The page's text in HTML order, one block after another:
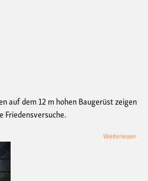
auf dem 12 m hohen Baugerüst zeigen
Friedensversuche.
Weiterlesen